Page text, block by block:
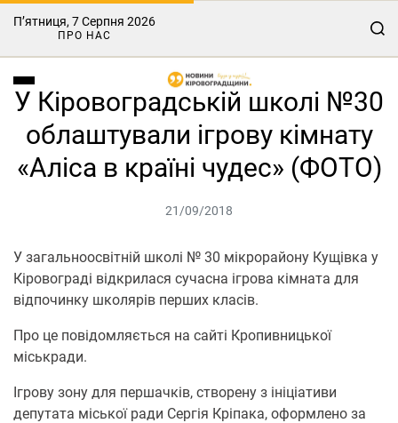
П’ятниця, 7 Серпня 2026
ПРО НАС
У Кіровоградській школі №30
облаштували ігрову кімнату
«Аліса в країні чудес» (ФОТО)
21/09/2018
У загальноосвітній школі № 30 мікрорайону Кущівка у
Кіровограді відкрилася сучасна ігрова кімната для
відпочинку школярів перших класів.
Про це повідомляється на сайті Кропивницької
міськради.
Ігрову зону для першачків, створену з ініціативи
депутата міської ради Сергія Кріпака, оформлено за